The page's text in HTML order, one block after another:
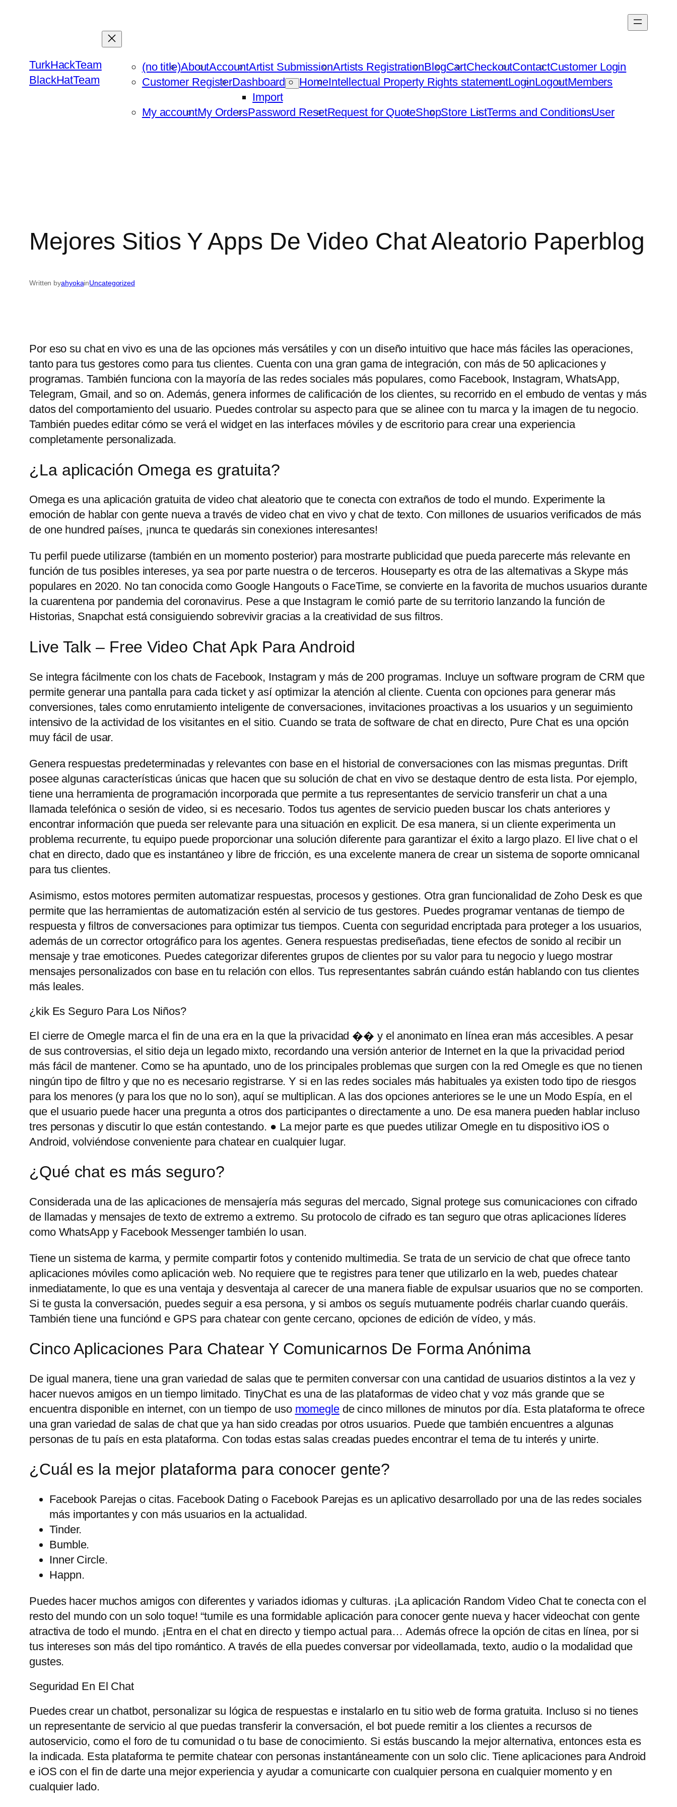
TurkHackTeam
BlackHatTeam
(no title)AboutAccountArtist SubmissionArtists RegistrationBlogCartCheckoutContactCustomer Login
Customer RegisterDashboard
Import
HomeIntellectual Property Rights statementLoginLogoutMembers
My accountMy OrdersPassword ResetRequest for QuoteShopStore ListTerms and ConditionsUser
Mejores Sitios Y Apps De Video Chat Aleatorio Paperblog
Written byahyokainUncategorized
Por eso su chat en vivo es una de las opciones más versátiles y con un diseño intuitivo que hace más fáciles las operaciones,
tanto para tus gestores como para tus clientes. Cuenta con una gran gama de integración, con más de 50 aplicaciones y
programas. También funciona con la mayoría de las redes sociales más populares, como Facebook, Instagram, WhatsApp,
Telegram, Gmail, and so on. Además, genera informes de calificación de los clientes, su recorrido en el embudo de ventas y más
datos del comportamiento del usuario. Puedes controlar su aspecto para que se alinee con tu marca y la imagen de tu negocio.
También puedes editar cómo se verá el widget en las interfaces móviles y de escritorio para crear una experiencia
completamente personalizada.
¿La aplicación Omega es gratuita?
Omega es una aplicación gratuita de video chat aleatorio que te conecta con extraños de todo el mundo. Experimente la
emoción de hablar con gente nueva a través de video chat en vivo y chat de texto. Con millones de usuarios verificados de más
de one hundred países, ¡nunca te quedarás sin conexiones interesantes!
Tu perfil puede utilizarse (también en un momento posterior) para mostrarte publicidad que pueda parecerte más relevante en
función de tus posibles intereses, ya sea por parte nuestra o de terceros. Houseparty es otra de las alternativas a Skype más
populares en 2020. No tan conocida como Google Hangouts o FaceTime, se convierte en la favorita de muchos usuarios durante
la cuarentena por pandemia del coronavirus. Pese a que Instagram le comió parte de su territorio lanzando la función de
Historias, Snapchat está consiguiendo sobrevivir gracias a la creatividad de sus filtros.
Live Talk – Free Video Chat Apk Para Android
Se integra fácilmente con los chats de Facebook, Instagram y más de 200 programas. Incluye un software program de CRM que
permite generar una pantalla para cada ticket y así optimizar la atención al cliente. Cuenta con opciones para generar más
conversiones, tales como enrutamiento inteligente de conversaciones, invitaciones proactivas a los usuarios y un seguimiento
intensivo de la actividad de los visitantes en el sitio. Cuando se trata de software de chat en directo, Pure Chat es una opción
muy fácil de usar.
Genera respuestas predeterminadas y relevantes con base en el historial de conversaciones con las mismas preguntas. Drift
posee algunas características únicas que hacen que su solución de chat en vivo se destaque dentro de esta lista. Por ejemplo,
tiene una herramienta de programación incorporada que permite a tus representantes de servicio transferir un chat a una
llamada telefónica o sesión de video, si es necesario. Todos tus agentes de servicio pueden buscar los chats anteriores y
encontrar información que pueda ser relevante para una situación en explicit. De esa manera, si un cliente experimenta un
problema recurrente, tu equipo puede proporcionar una solución diferente para garantizar el éxito a largo plazo. El live chat o el
chat en directo, dado que es instantáneo y libre de fricción, es una excelente manera de crear un sistema de soporte omnicanal
para tus clientes.
Asimismo, estos motores permiten automatizar respuestas, procesos y gestiones. Otra gran funcionalidad de Zoho Desk es que
permite que las herramientas de automatización estén al servicio de tus gestores. Puedes programar ventanas de tiempo de
respuesta y filtros de conversaciones para optimizar tus tiempos. Cuenta con seguridad encriptada para proteger a los usuarios,
además de un corrector ortográfico para los agentes. Genera respuestas prediseñadas, tiene efectos de sonido al recibir un
mensaje y trae emoticones. Puedes categorizar diferentes grupos de clientes por su valor para tu negocio y luego mostrar
mensajes personalizados con base ​​en tu relación con ellos. Tus representantes sabrán cuándo están hablando con tus clientes
más leales.
¿kik Es Seguro Para Los Niños?
El cierre de Omegle marca el fin de una era en la que la privacidad �� y el anonimato en línea eran más accesibles. A pesar
de sus controversias, el sitio deja un legado mixto, recordando una versión anterior de Internet en la que la privacidad period
más fácil de mantener. Como se ha apuntado, uno de los principales problemas que surgen con la red Omegle es que no tienen
ningún tipo de filtro y que no es necesario registrarse. Y si en las redes sociales más habituales ya existen todo tipo de riesgos
para los menores (y para los que no lo son), aquí se multiplican. A las dos opciones anteriores se le une un Modo Espía, en el
que el usuario puede hacer una pregunta a otros dos participantes o directamente a uno. De esa manera pueden hablar incluso
tres personas y discutir lo que están contestando. ● La mejor parte es que puedes utilizar Omegle en tu dispositivo iOS o
Android, volviéndose conveniente para chatear en cualquier lugar.
¿Qué chat es más seguro?
Considerada una de las aplicaciones de mensajería más seguras del mercado, Signal protege sus comunicaciones con cifrado
de llamadas y mensajes de texto de extremo a extremo. Su protocolo de cifrado es tan seguro que otras aplicaciones líderes
como WhatsApp y Facebook Messenger también lo usan.
Tiene un sistema de karma, y permite compartir fotos y contenido multimedia. Se trata de un servicio de chat que ofrece tanto
aplicaciones móviles como aplicación web. No requiere que te registres para tener que utilizarlo en la web, puedes chatear
inmediatamente, lo que es una ventaja y desventaja al carecer de una manera fiable de expulsar usuarios que no se comporten.
Si te gusta la conversación, puedes seguir a esa persona, y si ambos os seguís mutuamente podréis charlar cuando queráis.
También tiene una funciónd e GPS para chatear con gente cercano, opciones de edición de vídeo, y más.
Cinco Aplicaciones Para Chatear Y Comunicarnos De Forma Anónima
De igual manera, tiene una gran variedad de salas que te permiten conversar con una cantidad de usuarios distintos a la vez y
hacer nuevos amigos en un tiempo limitado. TinyChat es una de las plataformas de video chat y voz más grande que se
encuentra disponible en internet, con un tiempo de uso momeglede cinco millones de minutos por día. Esta plataforma te ofrece
una gran variedad de salas de chat que ya han sido creadas por otros usuarios. Puede que también encuentres a algunas
personas de tu país en esta plataforma. Con todas estas salas creadas puedes encontrar el tema de tu interés y unirte.
¿Cuál es la mejor plataforma para conocer gente?
Facebook Parejas o citas. Facebook Dating o Facebook Parejas es un aplicativo desarrollado por una de las redes sociales
más importantes y con más usuarios en la actualidad.
Tinder.
Bumble.
Inner Circle.
Happn.
Puedes hacer muchos amigos con diferentes y variados idiomas y culturas. ¡La aplicación Random Video Chat te conecta con el
resto del mundo con un solo toque! “tumile es una formidable aplicación para conocer gente nueva y hacer videochat con gente
atractiva de todo el mundo. ¡Entra en el chat en directo y tiempo actual para… Además ofrece la opción de citas en línea, por si
tus intereses son más del tipo romántico. A través de ella puedes conversar por videollamada, texto, audio o la modalidad que
gustes.
Seguridad En El Chat
Puedes crear un chatbot, personalizar su lógica de respuestas e instalarlo en tu sitio web de forma gratuita. Incluso si no tienes
un representante de servicio al que puedas transferir la conversación, el bot puede remitir a los clientes a recursos de
autoservicio, como el foro de tu comunidad o tu base de conocimiento. Si estás buscando la mejor alternativa, entonces esta es
la indicada. Esta plataforma te permite chatear con personas instantáneamente con un solo clic. Tiene aplicaciones para Android
e iOS con el fin de darte una mejor experiencia y ayudar a comunicarte con cualquier persona en cualquier momento y en
cualquier lado.